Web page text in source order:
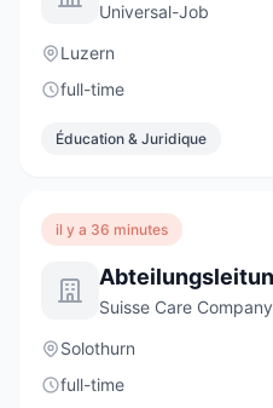
Universal-Job
Luzern
full-time
Éducation & Juridique
il y a 36 minutes
Suisse Care Company
Solothurn
full-time